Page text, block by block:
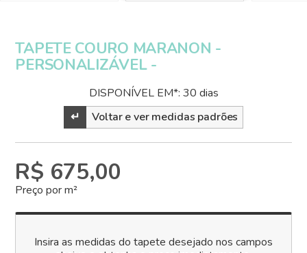
TAPETE COURO MARANON -
PERSONALIZÁVEL -
DISPONÍVEL EM*: 30 dias
↵
Voltar e ver medidas padrões
R$ 675,00
Preço por m²